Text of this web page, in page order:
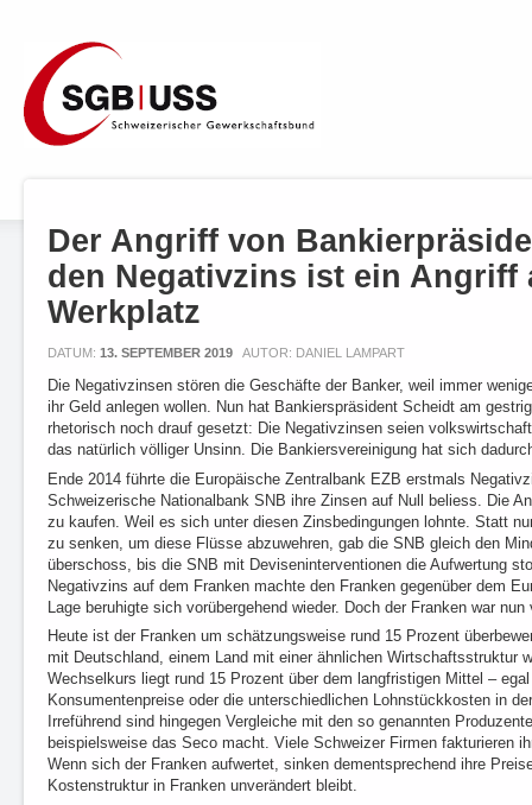
Der Angriff von
den Negativzins ist ein Angriff
Werkplatz
DATUM: 13. SEPTEMBER 2019 AUTOR: DANIEL LAMPART
Die Negativzinsen stören die Geschäfte der Banker, weil immer
ihr Geld anlegen wollen. Nun hat Bankierspräsident Scheidt am
rhetorisch noch drauf gesetzt: Die Negativzinsen seien
das natürlich völliger Unsinn. Die Bankiersvereinigung hat sich
Ende 2014 führte die Europäische Zentralbank EZB erstmals
Schweizerische Nationalbank SNB ihre Zinsen auf Null beliess. Die
zu kaufen. Weil es sich unter diesen Zinsbedingungen lohnte. Statt
zu senken, um diese Flüsse abzuwehren, gab die SNB gleich den
überschoss, bis die SNB mit Deviseninterventionen die Aufwertung
Negativzins auf dem Franken machte den Franken gegenüber dem
Lage beruhigte sich vorübergehend wieder. Doch der Franken war
Heute ist der Franken um schätzungsweise rund 15 Prozent
mit Deutschland, einem Land mit einer ähnlichen Wirtschaftsstruktur
Wechselkurs liegt rund 15 Prozent über dem langfristigen Mittel –
Konsumentenpreise oder die unterschiedlichen Lohnstückkosten in
Irreführend sind hingegen Vergleiche mit den so genannten
beispielsweise das Seco macht. Viele Schweizer Firmen fakturieren
Wenn sich der Franken aufwertet, sinken dementsprechend ihre
Kostenstruktur in Franken unverändert bleibt.